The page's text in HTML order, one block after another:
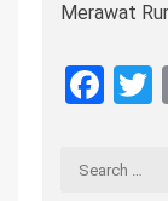
Merawat